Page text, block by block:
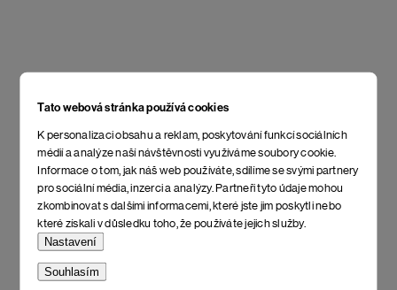
Tato webová stránka používá cookies
K personalizaci obsahu a reklam, poskytování funkcí sociálních
médií a analýze naší návštěvnosti využíváme soubory cookie.
Informace o tom, jak náš web používáte, sdílíme se svými partnery
pro sociální média, inzerci a analýzy. Partneři tyto údaje mohou
zkombinovat s dalšími informacemi, které jste jim poskytli nebo
které získali v důsledku toho, že používáte jejich služby.
Nastavení
Souhlasím